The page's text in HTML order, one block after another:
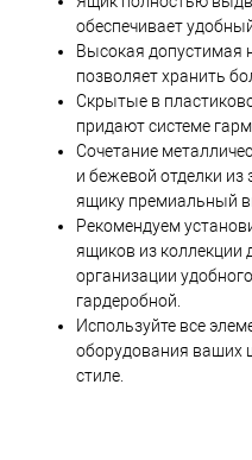
обеспечивает
Высокая допустимая
позволяет хранить
Скрытые в
придают системе
Сочетание
и бежевой отделки
ящику премиальный
Рекомендуем
ящиков из коллекции
организации
гардеробной.
Используйте все
оборудования ваших
стиле.